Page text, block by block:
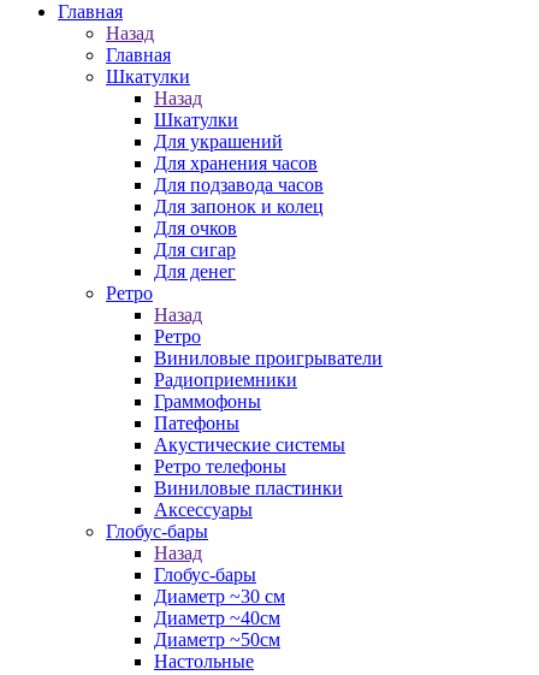
Главная
Назад
Главная
Шкатулки
Назад
Шкатулки
Для украшений
Для хранения часов
Для подзавода часов
Для запонок и колец
Для очков
Для сигар
Для денег
Ретро
Назад
Ретро
Виниловые проигрыватели
Радиоприемники
Граммофоны
Патефоны
Акустические системы
Ретро телефоны
Виниловые пластинки
Аксессуары
Глобус-бары
Назад
Глобус-бары
Диаметр ~30 см
Диаметр ~40см
Диаметр ~50см
Настольные